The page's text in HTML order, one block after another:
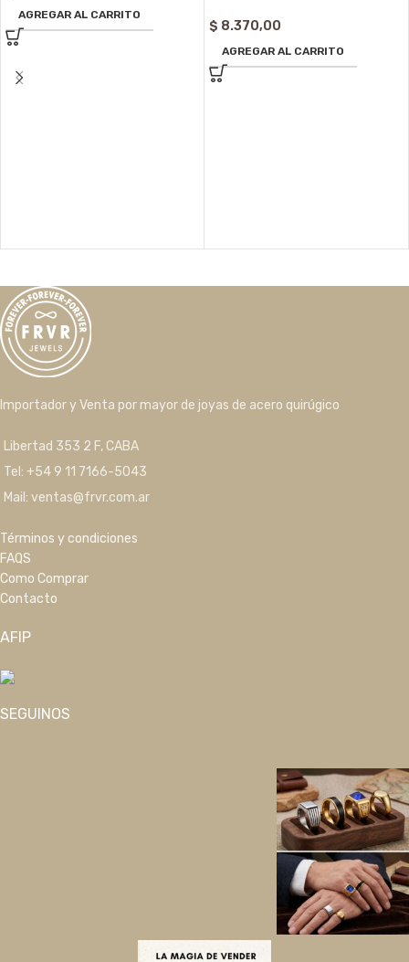
AGREGAR AL CARRITO
$ 8.370,00
AGREGAR AL CARRITO
Importador y Venta por mayor de joyas de acero quirúgico
Libertad 353 2 F, CABA
Tel: +54 9 11 7166-5043
Mail: ventas@frvr.com.ar
Términos y condiciones
FAQS
Como Comprar
Contacto
AFIP
SEGUINOS